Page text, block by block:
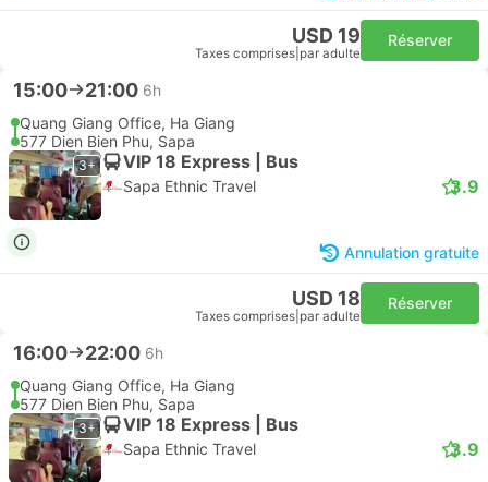
USD 19
Taxes comprises par adulte
Réserver
15:00 21:00 6h
Quang Giang Office, Ha Giang
577 Dien Bien Phu, Sapa
3+ VIP 18 Express | Bus
Sapa Ethnic Travel 3.9
Annulation gratuite
USD 18
Taxes comprises par adulte
Réserver
16:00 22:00 6h
Quang Giang Office, Ha Giang
577 Dien Bien Phu, Sapa
3+ VIP 18 Express | Bus
Sapa Ethnic Travel 3.9